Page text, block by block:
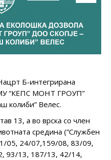
Б-интегрирана
“КЕПС МОНТ ГРОУП”
колиби” Велес.
13, а во врска со член
средина (”Службен
05, 24/07,159/08, 83/09,
93/13, 187/13, 42/14,